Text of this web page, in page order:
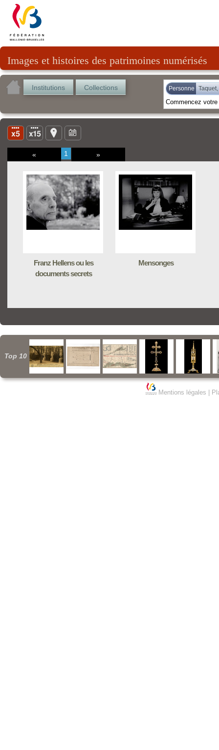
Images et histoires des patrimoines numérisés
Institutions Collections Personne
« 1 »
Franz Hellens ou les
documents secrets
Mensonges
Top 10
Mentions légales